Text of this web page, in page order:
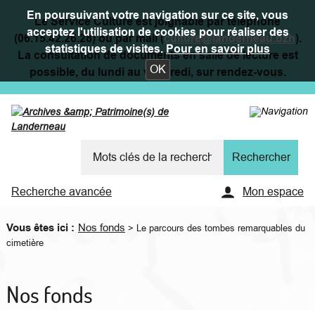
En poursuivant votre navigation sur ce site, vous
acceptez l'utilisation de cookies pour réaliser des
statistiques de visites.Pour en savoir plus
OK
Le Service Culture est joignable par téléphone
(06.15.42.26.28) ou par mail (culture@landerneau.bzh).
La consultation de documents en salle de lecture est
possible, du lundi au vendredi, sur rendez-vous.
Recherche avancée Mon espace
Vous êtes ici : Nos fonds > Le parcours des tombes remarquables du
cimetière
Nos fonds